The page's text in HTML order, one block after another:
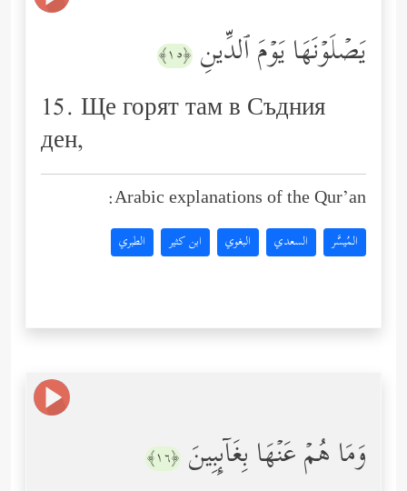
یَصۡلَوۡنَهَا یَوۡمَ ٱلدِّینِ ﴿١٥﴾
15. Ще горят там в Съдния
ден,
Arabic explanations of the Qur’an:
المُيسَّر السعدي البغوي ابن كثير الطبري
وَمَا هُمۡ عَنۡهَا بِغَاۤىِٕبِینَ ﴿١٦﴾